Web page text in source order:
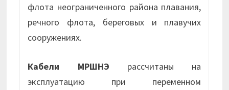
флота неограниченного района плавания,
речного флота, береговых и плавучих
сооружениях.
Кабели МРШНЭ рассчитаны на
эксплуатацию при переменном